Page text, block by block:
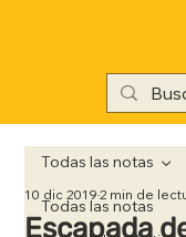
Todas las notas
Todas las notas
Escapada
10 dic 20192 min de